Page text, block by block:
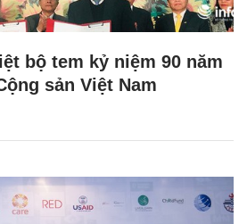
bộ tem kỷ niệm 90 năm
sản Việt Nam